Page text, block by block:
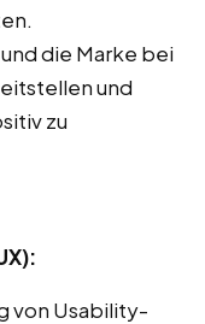
die Marke bei
und
zu
von Usability-